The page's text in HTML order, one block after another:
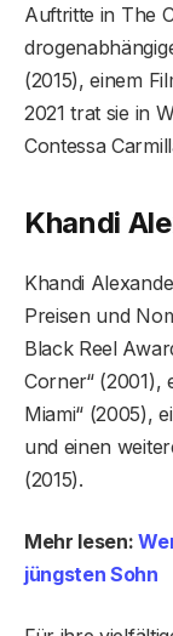
Auftritte in The
(2015), einem
2021 trat sie in
Contessa
Khandi
Khandi
Preisen und
Black Reel
Corner“ (2001),
Miami“ (2005),
und einen
(2015).
Mehr lesen:
jüngsten Sohn